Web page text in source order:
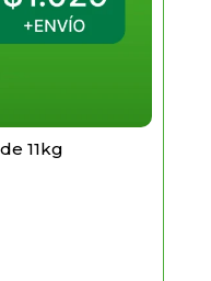
11kg